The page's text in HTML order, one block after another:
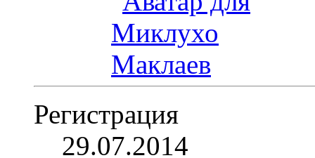
Регистрация
29.07.2014